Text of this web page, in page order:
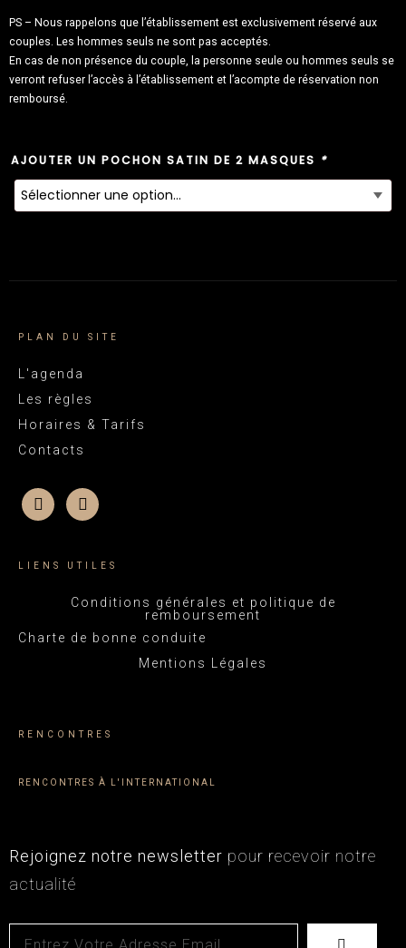
PS – Nous rappelons que l’établissement est exclusivement réservé aux
couples. Les hommes seuls ne sont pas acceptés.
En cas de non présence du couple, la personne seule ou hommes seuls se
verront refuser l’accès à l’établissement et l’acompte de réservation non
remboursé.
AJOUTER UN POCHON SATIN DE 2 MASQUES *
PLAN DU SITE
L'agenda
Les règles
Horaires & Tarifs
Contacts
LIENS UTILES
Conditions générales et politique de
remboursement
Charte de bonne conduite
Mentions Légales
RENCONTRES
RENCONTRES À L'INTERNATIONAL
Rejoignez notre newsletter pour recevoir notre
actualité